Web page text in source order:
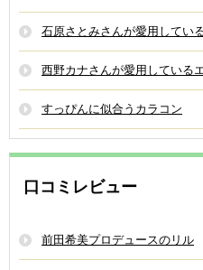
石原さとみさんが愛用してい
西野カナさんが愛用している
すっぴんに似合うカラコン
口コミレビュー
前田希美プロデュースのリル